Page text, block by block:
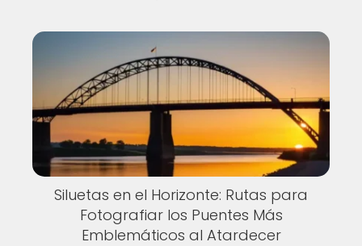
Siluetas en el Horizonte: Rutas para
Fotografiar los Puentes Más
Emblemáticos al Atardecer